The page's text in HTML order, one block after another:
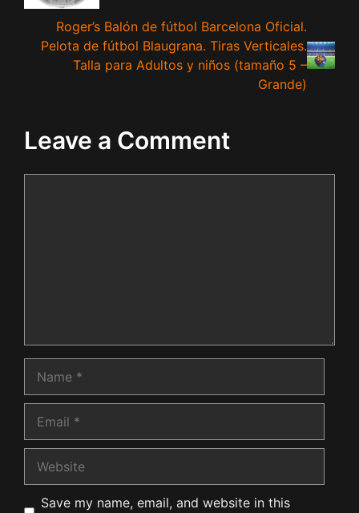
Roger’s Balón de fútbol Barcelona Oficial.
Pelota de fútbol Blaugrana. Tiras Verticales.
Talla para Adultos y niños (tamaño 5 –
Grande)
Leave a Comment
Save my name, email, and website in this